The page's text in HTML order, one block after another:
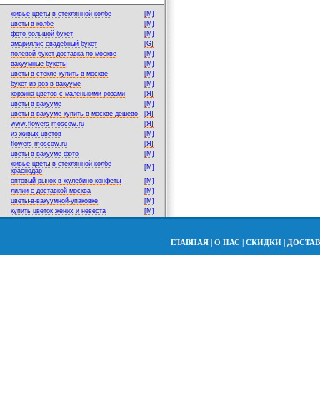
живые цветы в стеклянной колбе
[M]
цветы в колбе
[M]
фото большой букет
[M]
амариллис свадебный букет
[G]
полевой букет доставка по москве
[M]
вакуумные букеты
[M]
цветы в стекле купить в москве
[M]
букет из роз в вакууме
[M]
корзина цветов с маленькими розами
[Я]
цветы в вакууме
[M]
цветы в вакууме купить в москве дешево
[Я]
www.flowers-moscow.ru
[Я]
из живых цветов
[M]
flowers-moscow.ru
[Я]
цветы в вакууме фото
[M]
живые цветы в стеклянной колбе
краснодар
[M]
оптовый рынок в жулебино конфеты
[M]
лилии с доставкой москва
[M]
цветы-в-вакуумной-упаковке
[M]
купить цветок жених и невеста
[M]
ГЛАВНАЯ | О НАС | СКИДКИ |